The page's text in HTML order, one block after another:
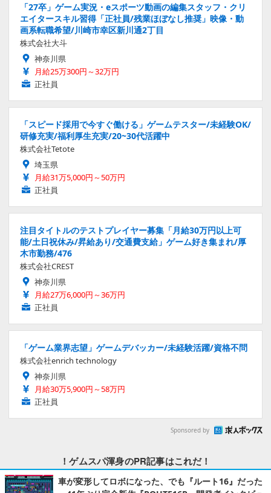
「27卒」ゲーム実況・eスポーツ動画の編集スタッフ・クリ
エイタースキル習得「正社員/残業ほぼなし推奨」映像・動
画系転職希望/川崎市幸区新川通2丁目
株式会社大斗
神奈川県
月給25万300円～32万円
正社員
「スピード採用で今すぐ働ける」ゲームテスター/未経験OK/
研修充実/福利厚生充実/20~30代活躍中
株式会社Tetote
埼玉県
月給31万5,000円～50万円
正社員
注目タイトルのテストプレイヤー募集「月給30万円以上可
能/土日祝休み/昇給あり/交通費支給」ゲーム好き集まれ/厚
木市勤務/476
株式会社CREST
神奈川県
月給27万6,000円～36万円
正社員
「ゲーム業界志望」ゲームデバッカー/未経験活躍/資格不問
株式会社enrich technology
神奈川県
月給30万5,900円～58万円
正社員
Sponsored by
！ゲムスパ渾身のPR記事はこれだ！
車が変形してロボになった、でも『ルート16』だった